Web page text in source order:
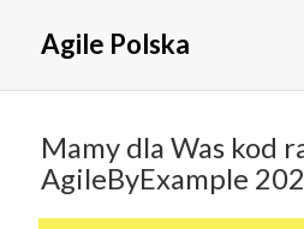
Agile Polska
Mamy dla Was kod
AgileByExample